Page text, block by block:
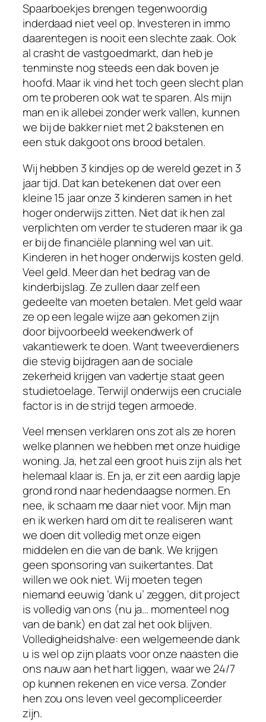
Spaarboekjes brengen tegenwoordig
inderdaad niet veel op. Investeren in immo
daarentegen is nooit een slechte zaak. Ook
al crasht de vastgoedmarkt, dan heb je
tenminste nog steeds een dak boven je
hoofd. Maar ik vind het toch geen slecht plan
om te proberen ook wat te sparen. Als mijn
man en ik allebei zonder werk vallen, kunnen
we bij de bakker niet met 2 bakstenen en
een stuk dakgoot ons brood betalen.
Wij hebben 3 kindjes op de wereld gezet in 3
jaar tijd. Dat kan betekenen dat over een
kleine 15 jaar onze 3 kinderen samen in het
hoger onderwijs zitten. Niet dat ik hen zal
verplichten om verder te studeren maar ik ga
er bij de financiële planning wel van uit.
Kinderen in het hoger onderwijs kosten geld.
Veel geld. Meer dan het bedrag van de
kinderbijslag. Ze zullen daar zelf een
gedeelte van moeten betalen. Met geld waar
ze op een legale wijze aan gekomen zijn
door bijvoorbeeld weekendwerk of
vakantiewerk te doen. Want tweeverdieners
die stevig bijdragen aan de sociale
zekerheid krijgen van vadertje staat geen
studietoelage. Terwijl onderwijs een cruciale
factor is in de strijd tegen armoede.
Veel mensen verklaren ons zot als ze horen
welke plannen we hebben met onze huidige
woning. Ja, het zal een groot huis zijn als het
helemaal klaar is. En ja, er zit een aardig lapje
grond rond naar hedendaagse normen. En
nee, ik schaam me daar niet voor. Mijn man
en ik werken hard om dit te realiseren want
we doen dit volledig met onze eigen
middelen en die van de bank. We krijgen
geen sponsoring van suikertantes. Dat
willen we ook niet. Wij moeten tegen
niemand eeuwig ‘dank u’ zeggen, dit project
is volledig van ons (nu ja… momenteel nog
van de bank) en dat zal het ook blijven.
Volledigheidshalve: een welgemeende dank
u is wel op zijn plaats voor onze naasten die
ons nauw aan het hart liggen, waar we 24/7
op kunnen rekenen en vice versa. Zonder
hen zou ons leven veel gecompliceerder
zijn.